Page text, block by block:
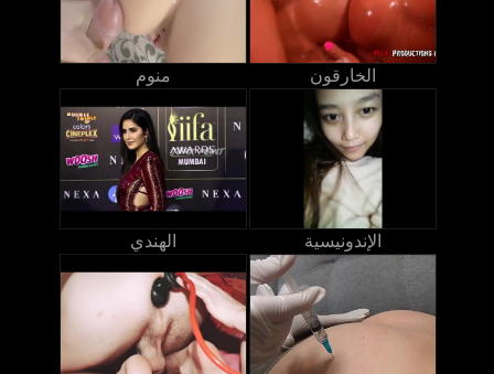
منوم الخارقون
الهندي الإندونيسية